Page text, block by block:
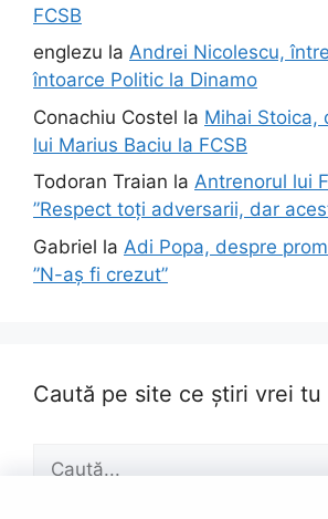
FCSB
englezu la Andrei Nicolescu,
întoarce Politic la Dinamo
Conachiu Costel la Mihai Stoica,
lui Marius Baciu la FCSB
Todoran Traian la Antrenorul lui
”Respect toți adversarii, dar
Gabriel la Adi Popa, despre
”N-aș fi crezut”
Caută pe site ce știri vrei tu
după: